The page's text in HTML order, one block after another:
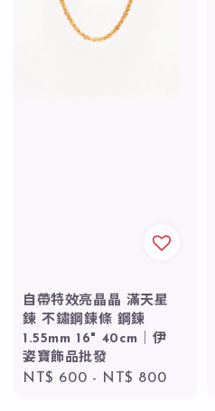
自帶特效亮晶晶 滿天星
鍊 不鏽鋼鍊條 鋼鍊
1.55mm 16" 40cm｜伊
姿寶飾品批發
Regular
NT$ 600 - NT$ 800